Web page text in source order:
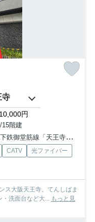
寺
円
15階建
鉄御堂筋線「天王寺」駅 徒歩5分
CATV
光ファイバー
ス大阪天王寺。てんしばま
洗面台など大... もっと見